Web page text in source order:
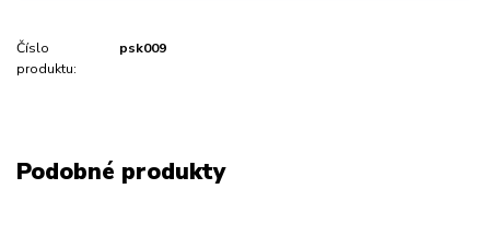
Číslo
produktu:
psk009
Podobné produkty